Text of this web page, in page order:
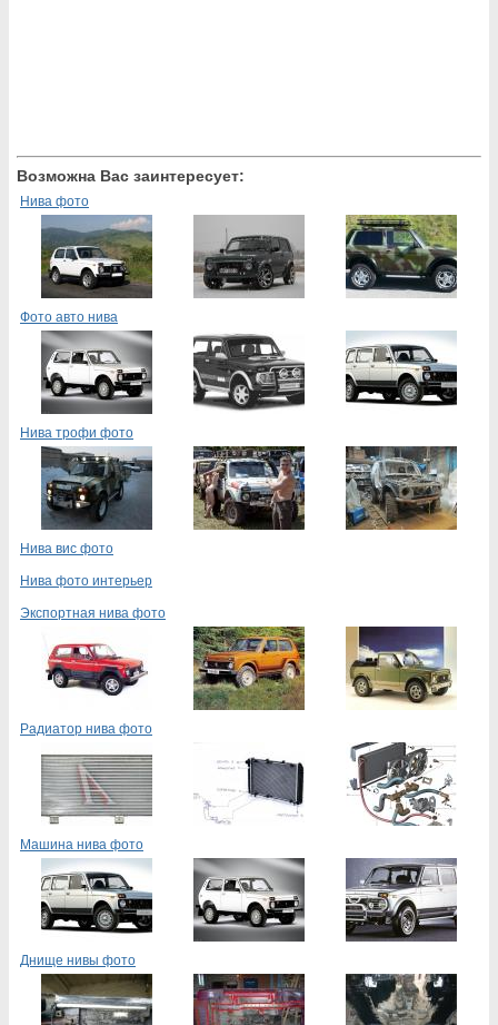
Возможна Вас заинтересует:
Нива фото
Фото авто нива
Нива трофи фото
Нива вис фото
Нива фото интерьер
Экспортная нива фото
Радиатор нива фото
Машина нива фото
Днище нивы фото